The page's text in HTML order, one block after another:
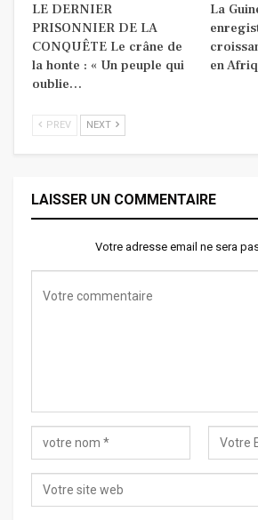
LE DERNIER
PRISONNIER DE LA
CONQUÊTE Le crâne de
la honte : « Un peuple qui
oublie…
La
en
PREV NEXT
LAISSER UN COMMENTAIRE
Votre adresse email ne sera